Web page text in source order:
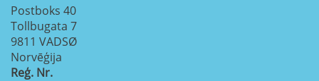
Postboks 40
Tollbugata 7
9811 VADSØ
Norvēģija
Reģ. Nr.